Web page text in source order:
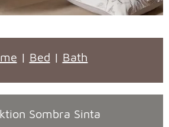
| Bed | Bath
Sombra Sinta